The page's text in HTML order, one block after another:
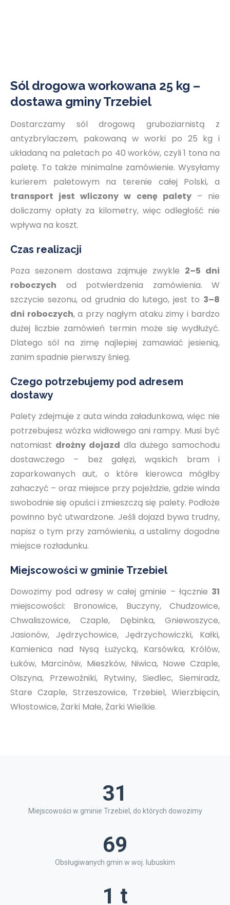
Sól drogowa workowana 25 kg –
dostawa gminy Trzebiel
Dostarczamy sól drogową gruboziarnistą z
antyzbrylaczem, pakowaną w worki po 25 kg i
układaną na paletach po 40 worków, czyli 1 tona na
paletę. To także minimalne zamówienie. Wysyłamy
kurierem paletowym na terenie całej Polski, a
transport jest wliczony w cenę palety– nie
doliczamy opłaty za kilometry, więc odległość nie
wpływa na koszt.
Czas realizacji
Poza sezonem dostawa zajmuje zwykle 2–5 dni
roboczych od potwierdzenia zamówienia. W
szczycie sezonu, od grudnia do lutego, jest to 3–8
dni roboczych, a przy nagłym ataku zimy i bardzo
dużej liczbie zamówień termin może się wydłużyć.
Dlatego sól na zimę najlepiej zamawiać jesienią,
zanim spadnie pierwszy śnieg.
Czego potrzebujemy pod adresem
dostawy
Palety zdejmuje z auta winda załadunkowa, więc nie
potrzebujesz wózka widłowego ani rampy. Musi być
natomiast drożny dojazd dla dużego samochodu
dostawczego – bez gałęzi, wąskich bram i
zaparkowanych aut, o które kierowca mógłby
zahaczyć – oraz miejsce przy pojeździe, gdzie winda
swobodnie się opuści i zmieszczą się palety. Podłoże
powinno być utwardzone. Jeśli dojazd bywa trudny,
napisz o tym przy zamówieniu, a ustalimy dogodne
miejsce rozładunku.
Miejscowości w gminie Trzebiel
Dowozimy pod adresy w całej gminie – łącznie 31
miejscowości: Bronowice, Buczyny, Chudzowice,
Chwaliszowice, Czaple, Dębinka, Gniewoszyce,
Jasionów, Jędrzychowice, Jędrzychowiczki, Kałki,
Kamienica nad Nysą Łużycką, Karsówka, Królów,
Łuków, Marcinów, Mieszków, Niwica, Nowe Czaple,
Olszyna, Przewoźniki, Rytwiny, Siedlec, Siemiradz,
Stare Czaple, Strzeszowice, Trzebiel, Wierzbięcin,
Włostowice, Żarki Małe, Żarki Wielkie.
31
Miejscowości w gminie Trzebiel, do których dowozimy
69
Obsługiwanych gmin w woj. lubuskim
1 t